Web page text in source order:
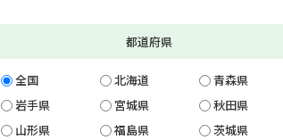
都道府県
全国 北海道
青森県
岩手県
宮城県
秋田県
山形県
福島県
茨城県